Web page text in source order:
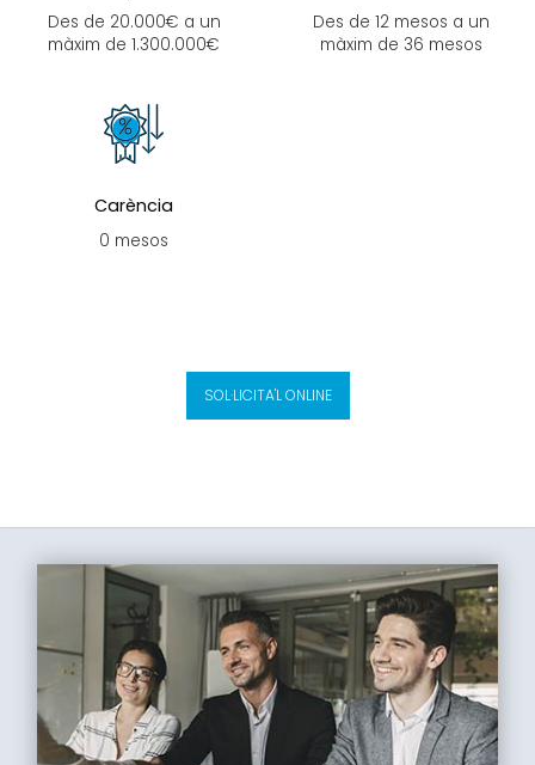
Des de 20.000€ a un
màxim de 1.300.000€
Des de 12 mesos a un
màxim de 36 mesos
Carència
0 mesos
SOL·LICITA'L ONLINE